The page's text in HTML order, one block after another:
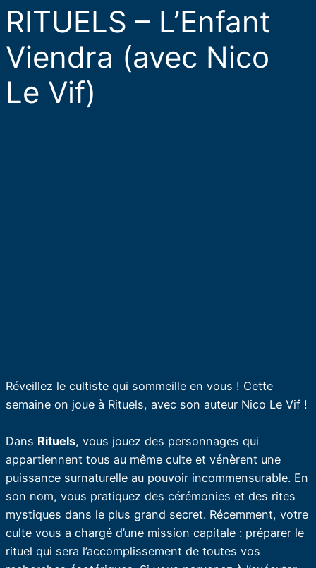
RITUELS – L’Enfant
Viendra (avec Nico
Le Vif)
Réveillez le cultiste qui sommeille en vous ! Cette
semaine on joue à Rituels, avec son auteur Nico Le Vif !
Dans Rituels, vous jouez des personnages qui
appartiennent tous au même culte et vénèrent une
puissance surnaturelle au pouvoir incommensurable. En
son nom, vous pratiquez des cérémonies et des rites
mystiques dans le plus grand secret. Récemment, votre
culte vous a chargé d’une mission capitale : préparer le
rituel qui sera l’accomplissement de toutes vos